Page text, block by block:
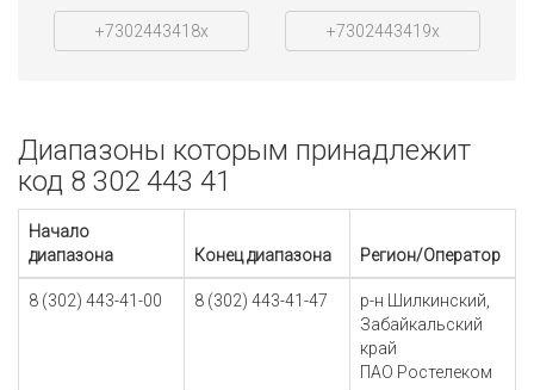
+7302443418x +7302443419x
Диапазоны которым принадлежит
код 8 302 443 41
Начало
диапазона
Конец диапазона Регион/Оператор
8 (302) 443-41-00 8 (302) 443-41-47
р-н Шилкинский,
Забайкальский
край
ПАО Ростелеком